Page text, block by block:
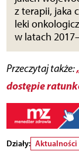
z terapii, jaka
leki
w latach
Przeczytaj także:
dostępie
Działy: Aktualności